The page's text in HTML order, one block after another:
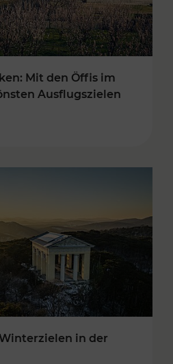
Mit den Öffis im
Ausflugszielen
in der